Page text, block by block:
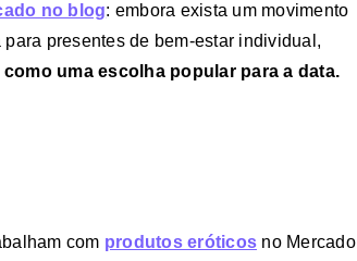
no blog: embora exista um movimento
presentes de bem-estar individual,
uma escolha popular para a data.
com produtos eróticos no Mercado